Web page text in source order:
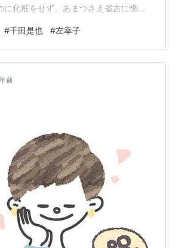
に化粧をせず、あまつさえ省吉に惚れ
ープと提携することに。そのグルー
草平（安井昌二）もいた。秀子と小平
順子と草平がいい仲になる。そして、
川いづみ）が登場、彼女は省吉の初
だった。 原作は伊藤整の同名小説。 モ
#千田是也 #左幸子
前